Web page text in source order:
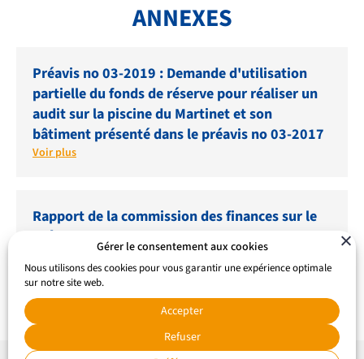
ANNEXES
Préavis no 03-2019 : Demande d'utilisation
partielle du fonds de réserve pour réaliser un
audit sur la piscine du Martinet et son
bâtiment présenté dans le préavis no 03-2017
Voir plus
Rapport de la commission des finances sur le
préavis no 03/2019Gérer le consentement aux cookies
Nous utilisons des cookies pour vous garantir une expérience optimale
sur notre site web.
Accepter
Refuser